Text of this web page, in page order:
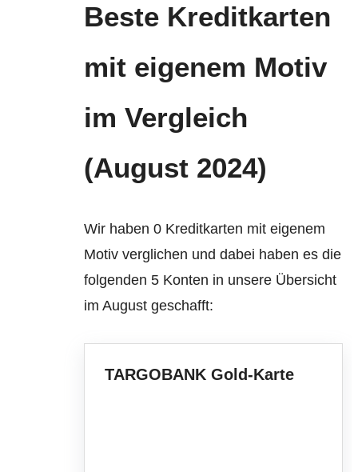
Beste Kreditkarten
mit eigenem Motiv
im Vergleich
(August 2024)
Wir haben 0 Kreditkarten mit eigenem
Motiv verglichen und dabei haben es die
folgenden 5 Konten in unsere Übersicht
im August geschafft:
TARGOBANK Gold-Karte